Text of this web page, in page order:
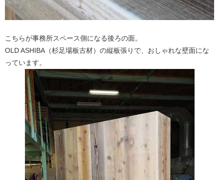
こちらが事務所スペース側になる後ろの面。
OLD ASHIBA（杉足場板古材）の縦板張りで、おしゃれな壁面にな
っています。